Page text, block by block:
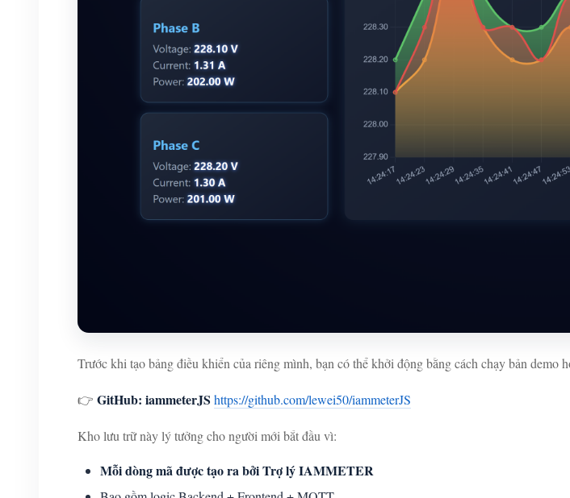
Trước khi tạo bảng điều khiển của riêng mình, bạn có thể khởi động bằng cách chạy bản demo
👉 GitHub: iammeterJS https://github.com/lewei50/iammeterJS
Kho lưu trữ này lý tưởng cho người mới bắt đầu vì:
Mỗi dòng mã được tạo ra bởi Trợ lý IAMMETER